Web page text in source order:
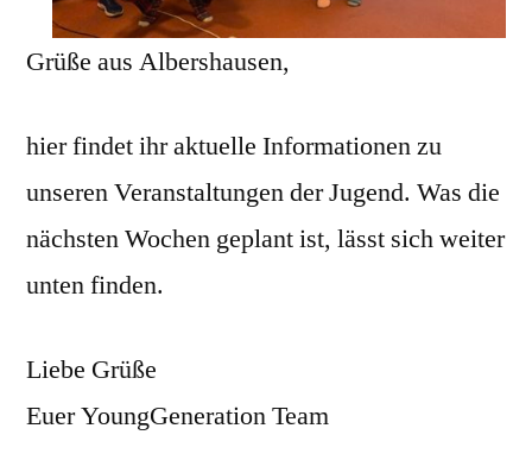
Grüße aus Albershausen,
hier findet ihr aktuelle Informationen zu
unseren Veranstaltungen der Jugend. Was die
nächsten Wochen geplant ist, lässt sich weiter
unten finden.
Liebe Grüße
Euer YoungGeneration Team